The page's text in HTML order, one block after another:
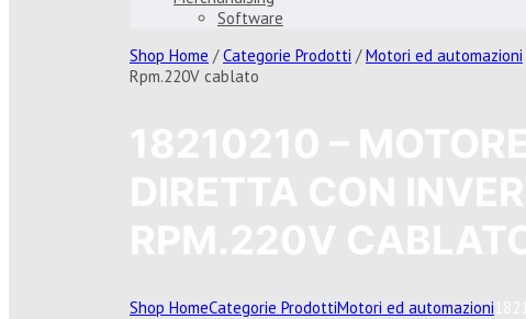
Software
Shop Home /Categorie Prodotti /Motori ed automazioni
Rpm.220V cablato
Shop HomeCategorie ProdottiMotori ed automazioni